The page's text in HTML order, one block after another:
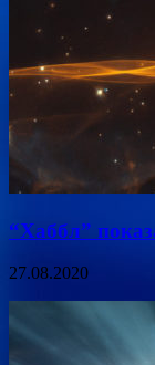
“Хаббл”
27.08.2020